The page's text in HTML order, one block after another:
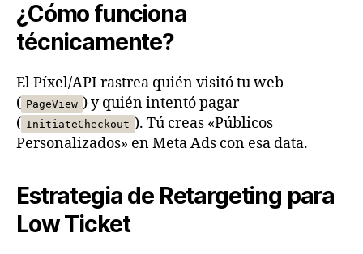
¿Cómo funciona
técnicamente?
El Píxel/API rastrea quién visitó tu web
( PageView ) y quién intentó pagar
( InitiateCheckout ). Tú creas «Públicos
Personalizados» en Meta Ads con esa data.
Estrategia de Retargeting para
Low Ticket